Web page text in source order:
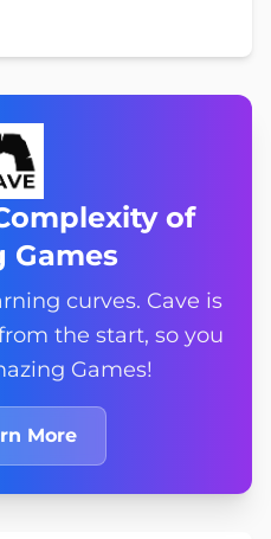
of
Games
curves. Cave is
the start, so you
Games!
More